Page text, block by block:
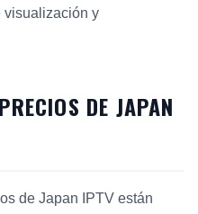
visualización y
DE JAPAN
de Japan IPTV están